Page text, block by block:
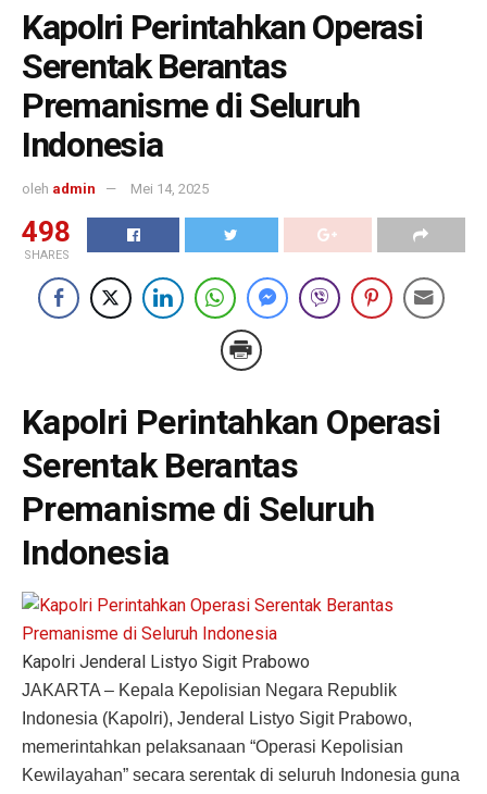
Kapolri Perintahkan Operasi
Serentak Berantas
Premanisme di Seluruh
Indonesia
oleh admin Mei 14, 2025
498
SHARES
Kapolri Perintahkan Operasi
Serentak Berantas
Premanisme di Seluruh
Indonesia
Kapolri Jenderal Listyo Sigit Prabowo
JAKARTA – Kepala Kepolisian Negara Republik
Indonesia (Kapolri), Jenderal Listyo Sigit Prabowo,
memerintahkan pelaksanaan “Operasi Kepolisian
Kewilayahan” secara serentak di seluruh Indonesia guna